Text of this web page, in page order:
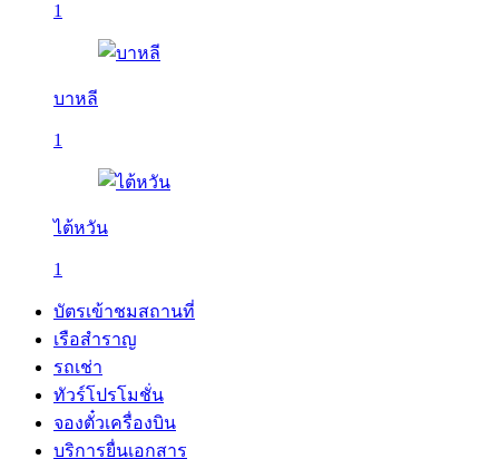
1
บาหลี
1
ไต้หวัน
1
บัตรเข้าชมสถานที่
เรือสำราญ
รถเช่า
ทัวร์โปรโมชั่น
จองตั๋วเครื่องบิน
บริการยื่นเอกสาร